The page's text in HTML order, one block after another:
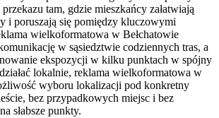
tam, gdzie mieszkańcy załatwiają
i poruszają się pomiędzy kluczowymi
wielkoformatowa w Bełchatowie
w sąsiedztwie codziennych tras, a
ekspozycji w kilku punktach w spójny
lokalnie, reklama wielkoformatowa w
wyboru lokalizacji pod konkretny
bez przypadkowych miejsc i bez
słabsze punkty.